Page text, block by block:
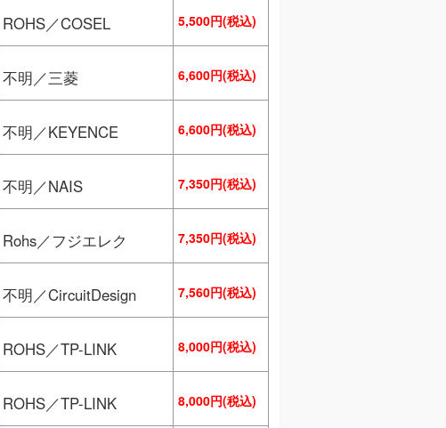
ROHS／COSEL 5,500円(税込)
不明／三菱 6,600円(税込)
不明／KEYENCE 6,600円(税込)
不明／NAIS 7,350円(税込)
Rohs／フジエレク 7,350円(税込)
不明／CircuitDesign 7,560円(税込)
ROHS／TP-LINK 8,000円(税込)
ROHS／TP-LINK 8,000円(税込)